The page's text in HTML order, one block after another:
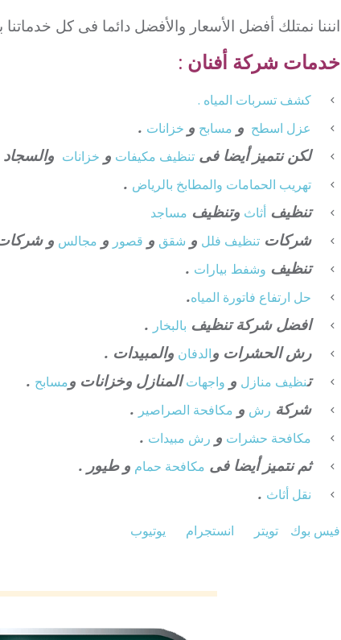
انننا نمتلك أفضل الأسعار والأفضل دائما فى كل
خدمات شركة أفنان :
كشف تسربات المياه .
عزل اسطح و مسابح و خزانات .
لكن نتميز أيضا فى تنظيف مكيفات و خزانات والسجاد
تهريب الحمامات والمطابخ بالرياض .
تنظيف أثاث وتنظيف مساجد
شركات تنظيف فلل و شقق و قصور و مجالس و
تنظيف وشفط بيارات .
حل ارتفاع فاتورة المياه.
افضل شركة تنظيف بالبخار .
رش الحشرات والدفان والمبيدات .
تنظيف منازل و واجهاتالمنازل وخزانات ومسابح .
شركة رش و مكافحة الصراصير .
مكافحة حشرات و رش مبيدات .
ثم نتميز أيضا فى مكافحة حمام و طيور .
نقل أثاث .
فيس بوك تويتر انستجرام يوتيوب